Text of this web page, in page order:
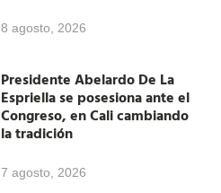
8 agosto, 2026
Presidente Abelardo De La
Espriella se posesiona ante el
Congreso, en Cali cambiando
la tradición
7 agosto, 2026